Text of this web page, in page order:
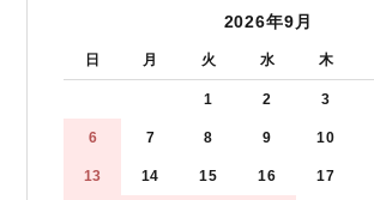
2026年9月
日 月 火 水 木
1 2 3
6 7 8 9 10
13 14 15 16 17